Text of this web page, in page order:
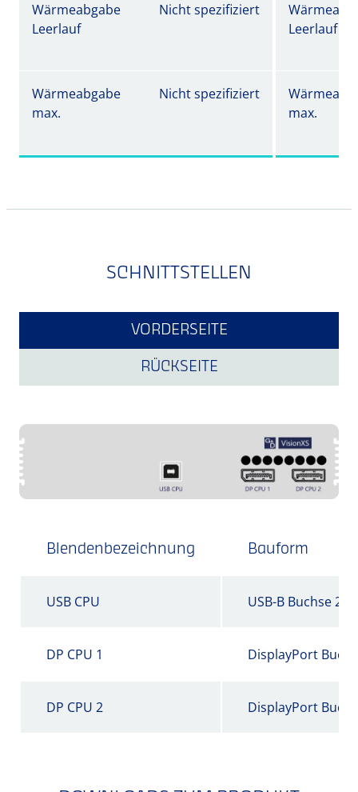
Wärmeabgabe
Leerlauf
Nicht spezifiziert
Leerlauf
Wärmeabgabe
max.
Nicht spezifiziert
max.
SCHNITTSTELLEN
VORDERSEITE
RÜCKSEITE
Blendenbezeichnung Bauform
USB CPU USB-B Buchse 2.0
DP CPU 1 DisplayPort
DP CPU 2 DisplayPort